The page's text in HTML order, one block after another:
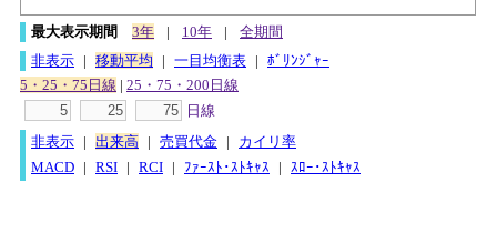
最大表示期間 3年 | 10年 |
全期間
非表示 | 移動平均 | 一目均衡表 | ﾎﾞﾘﾝｼﾞｬｰ
5・25・75日線 | 25・75・200日線
日線
非表示 | 出来高 | 売買代金 |
カイリ率
MACD | RSI | RCI | ﾌｧｰｽﾄ･ｽﾄｷｬｽ | ｽﾛｰ･ｽﾄｷｬｽ